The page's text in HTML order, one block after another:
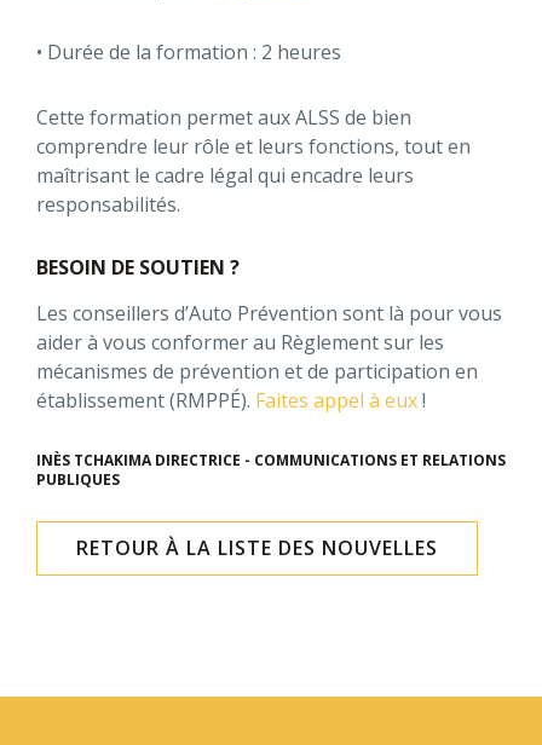
• Durée de la formation : 2 heures
Cette formation permet aux ALSS de bien
comprendre leur rôle et leurs fonctions, tout en
maîtrisant le cadre légal qui encadre leurs
responsabilités.
BESOIN DE SOUTIEN ?
Les conseillers d’Auto Prévention sont là pour vous
aider à vous conformer au Règlement sur les
mécanismes de prévention et de participation en
établissement (RMPPÉ). Faites appel à eux!
INÈS TCHAKIMADIRECTRICE - COMMUNICATIONS ET RELATIONS
PUBLIQUES
RETOUR À LA LISTE DES NOUVELLES